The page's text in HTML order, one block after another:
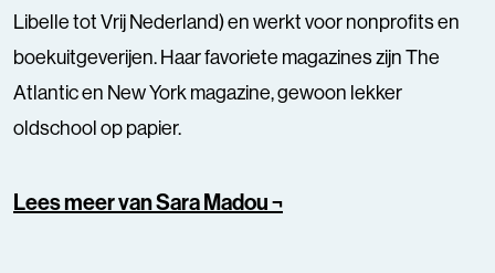
Libelle tot Vrij Nederland) en werkt voor nonprofits en
boekuitgeverijen. Haar favoriete magazines zijn The
Atlantic en New York magazine, gewoon lekker
oldschool op papier.
Lees meer van Sara Madou ¬